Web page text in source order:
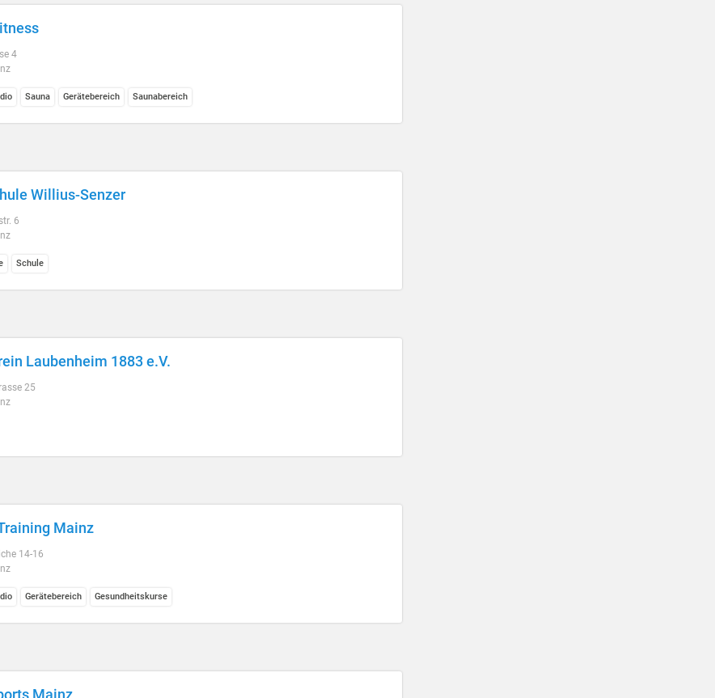
4
Sauna Gerätebereich Saunabereich
Willius-Senzer
6
Schule
Laubenheim 1883 e.V.
25
Mainz
14-16
Gerätebereich Gesundheitskurse
Mainz